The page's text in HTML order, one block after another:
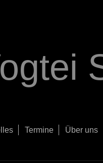
Termine Über uns